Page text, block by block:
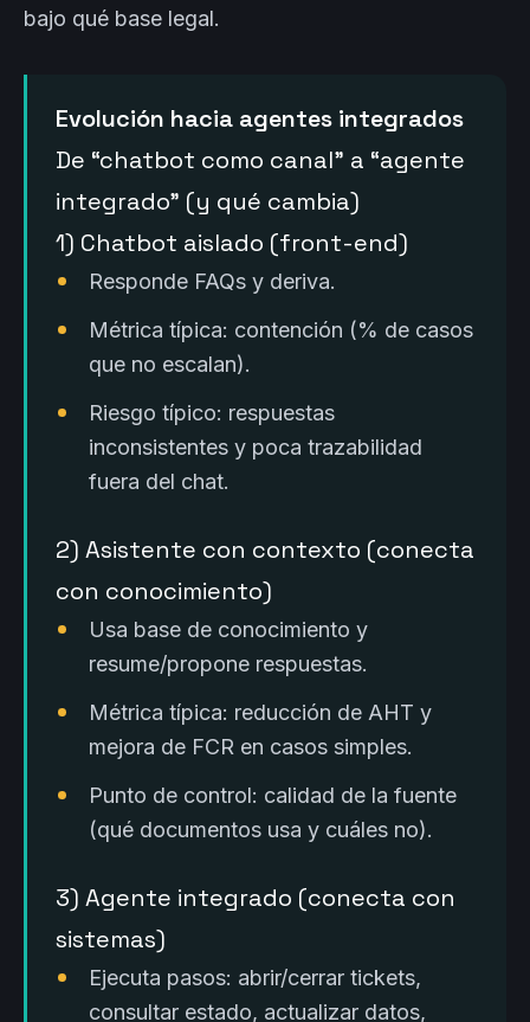
bajo qué base legal.
Evolución hacia agentes integrados
De “chatbot como canal” a “agente
integrado” (y qué cambia)
1) Chatbot aislado (front-end)
Responde FAQs y deriva.
Métrica típica: contención (% de casos
que no escalan).
Riesgo típico: respuestas
inconsistentes y poca trazabilidad
fuera del chat.
2) Asistente con contexto (conecta
con conocimiento)
Usa base de conocimiento y
resume/propone respuestas.
Métrica típica: reducción de AHT y
mejora de FCR en casos simples.
Punto de control: calidad de la fuente
(qué documentos usa y cuáles no).
3) Agente integrado (conecta con
sistemas)
Ejecuta pasos: abrir/cerrar tickets,
consultar estado, actualizar datos,